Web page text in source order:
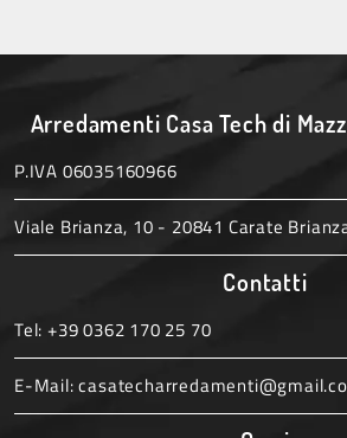
Arredamenti Casa Tech di
P.IVA 06035160966
Viale Brianza, 10 - 20841 Carate
Contatti
Tel: +39 0362 170 25 70
E-Mail: